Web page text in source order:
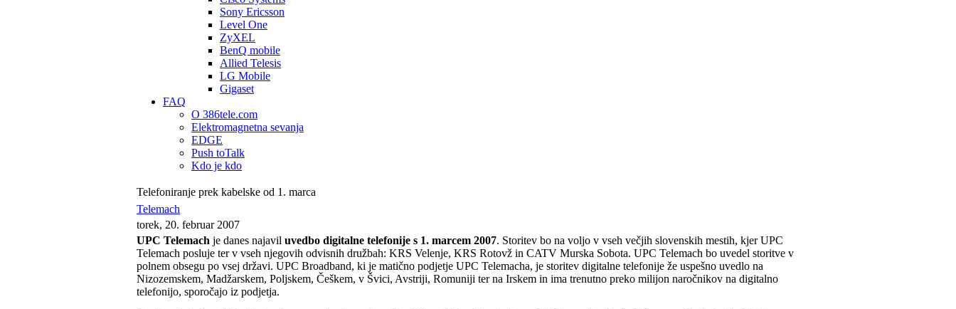
Sony Ericsson
Level One
ZyXEL
BenQ mobile
Allied Telesis
LG Mobile
Gigaset
FAQ
O 386tele.com
Elektromagnetna sevanja
EDGE
Push toTalk
Kdo je kdo
Telefoniranje prek kabelske od 1. marca
Telemach
torek, 20. februar 2007
UPC Telemach je danes najavil uvedbo digitalne telefonije s 1. marcem 2007. Storitev bo na voljo v vseh večjih slovenskih mestih, kjer UPC
Telemach posluje ter v vseh njegovih odvisnih družbah: KRS Velenje, KRS Rotovž in CATV Murska Sobota. UPC Telemach bo uvedel storitve v
polnem obsegu po vsej državi. UPC Broadband, ki je matično podjetje UPC Telemacha, je storitev digitalne telefonije že uspešno uvedlo na
Nizozemskem, Madžarskem, Poljskem, Češkem, v Švici, Avstriji, Romuniji ter na Irskem in ima trenutno preko milijon naročnikov na digitalno
telefonijo, sporočajo iz podjetja.